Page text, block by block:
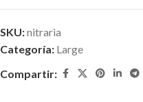
SKU:nitraria
Categoría: Large
Compartir: